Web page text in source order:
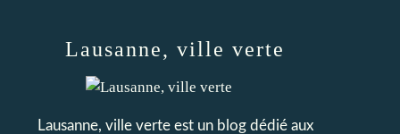
Lausanne, ville verte
Lausanne, ville verte est un blog dédié aux